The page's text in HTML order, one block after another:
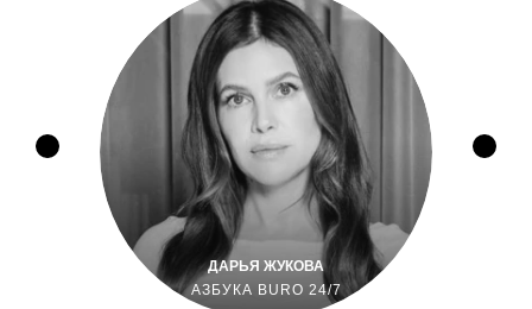
ДАРЬЯ ЖУКОВА
АЗБУКА BURO 24/7